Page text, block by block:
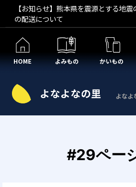
【お知らせ】熊本県を震源とする地
の配送について
HOME よみもの かいもの
よなよ
#29ペー